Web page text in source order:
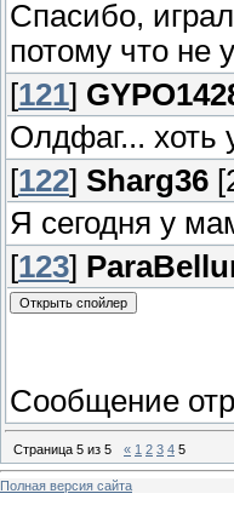
Спасибо,
потому что не
[121]
Олдфаг... хоть
[122] Sharg36
Я сегодня у
[123]
Сообщение
Страница 5 из 5 « 1 2 3 4 5
Полная версия сайта